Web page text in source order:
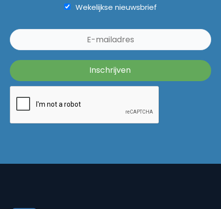
Wekelijkse nieuwsbrief